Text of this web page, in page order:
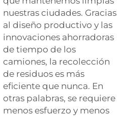
nuestras ciudades. Gracias
al diseño productivo y las
innovaciones ahorradoras
de tiempo de los
camiones, la recolección
de residuos es más
eficiente que nunca. En
otras palabras, se requiere
menos esfuerzo y menos